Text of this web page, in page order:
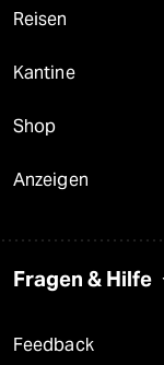
Reisen
Kantine
Shop
Anzeigen
Fragen & Hilfe
Feedback